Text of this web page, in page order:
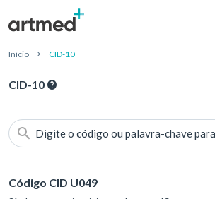
Início CID-10
CID-10
Digite o código ou palavra-chave
Código CID U049